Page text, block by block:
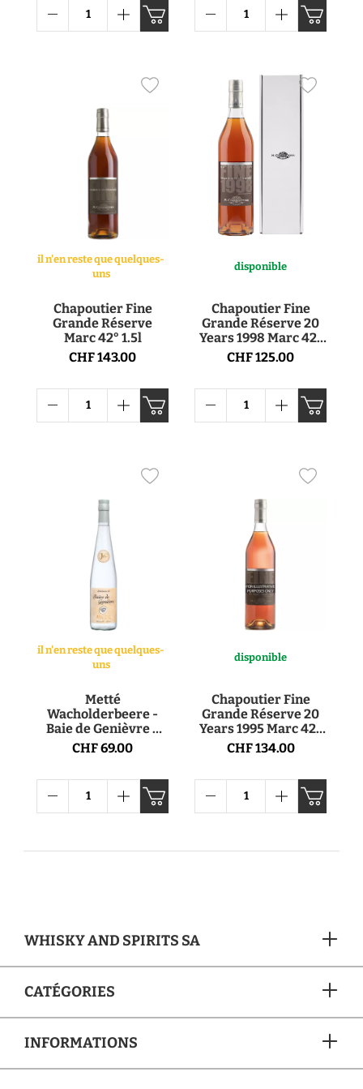
il n'en reste que quelques-
uns
Chapoutier Fine
Grande Réserve
Marc 42° 1.5l
CHF 143.00
disponible
Chapoutier Fine
Grande Réserve 20
Years 1998 Marc 42°
70cl
CHF 125.00
il n'en reste que quelques-
uns
Metté
Wacholderbeere -
Baie de Genièvre 6
Years Fruchtbrand
45° 70cl
CHF 69.00
disponible
Chapoutier Fine
Grande Réserve 20
Years 1995 Marc 42°
70cl
CHF 134.00
WHISKY AND SPIRITS SA
CATÉGORIES
INFORMATIONS